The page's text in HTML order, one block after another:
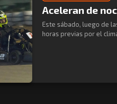
Aceleran de
Este sábado, luego de
horas previas por el